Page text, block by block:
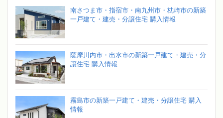
南さつま市・指宿市・南九州市・枕崎市の新築
一戸建て・建売・分譲住宅 購入情報
薩摩川内市・出水市の新築一戸建て・建売・分
譲住宅 購入情報
霧島市の新築一戸建て・建売・分譲住宅 購入
情報